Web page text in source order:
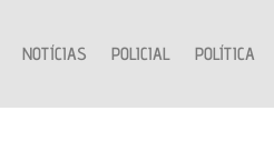
NOTÍCIAS POLICIAL POLÍTICA